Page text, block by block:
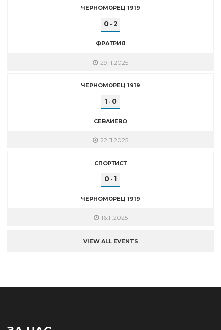
ЧЕРНОМОРЕЦ 1919
0- 2
ФРАТРИЯ
29.11.2025
ЧЕРНОМОРЕЦ 1919
1 - 0
СЕВЛИЕВО
22.11.2025
СПОРТИСТ
0 - 1
ЧЕРНОМОРЕЦ 1919
16.11.2025
VIEW ALL EVENTS